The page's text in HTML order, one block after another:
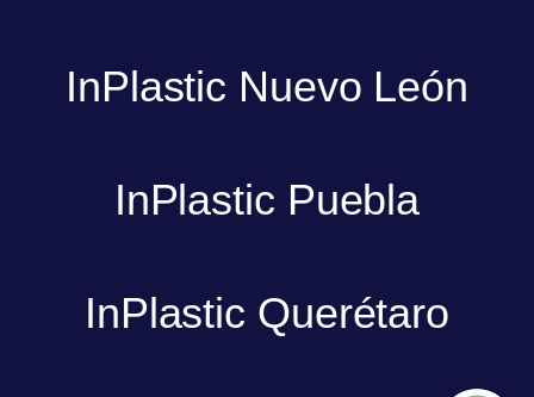
InPlastic Nuevo León
InPlastic Puebla
InPlastic Querétaro